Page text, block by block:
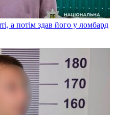
а потім здав його у ломбард